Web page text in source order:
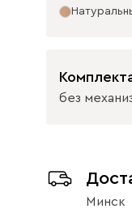
Изумруд
Графит
без
без
Минск